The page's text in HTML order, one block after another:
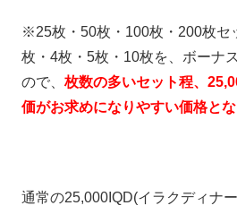
※25枚・50枚・100枚・200枚セ
枚・4枚・5枚・10枚を、ボーナ
ので、 枚数の多いセット程、
価がお求めになりやすい価格とな
通常の25,000IQD(イラクディナ